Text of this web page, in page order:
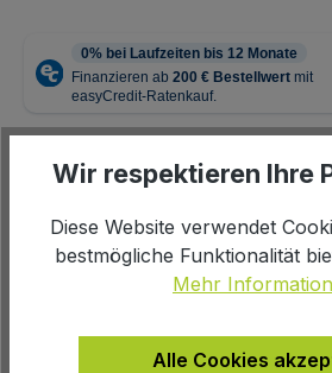
schwarz
Produkt Anzahl: GibIn den
Wir respektieren Ihre
Diese Website verwendet
bestmögliche Funktionalität
Mehr
Alle Cookies